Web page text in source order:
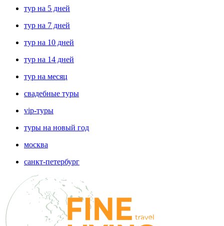
тур на 5 дней
тур на 7 дней
тур на 10 дней
тур на 14 дней
тур на месяц
свадебные туры
vip-туры
туры на новый год
москва
санкт-петербург